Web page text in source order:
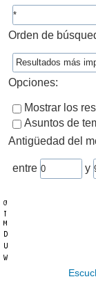
Orden de
Opciones:
Mostrar los
Asuntos de
Antigüedad del
entre y